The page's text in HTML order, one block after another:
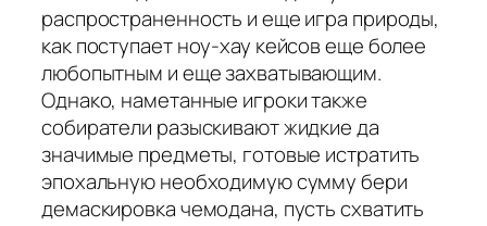
распространенность и еще игра природы,
как поступает ноу-хау кейсов еще более
любопытным и еще захватывающим.
Однако, наметанные игроки также
собиратели разыскивают жидкие да
значимые предметы, готовые истратить
эпохальную необходимую сумму бери
демаскировка чемодана, пусть схватить